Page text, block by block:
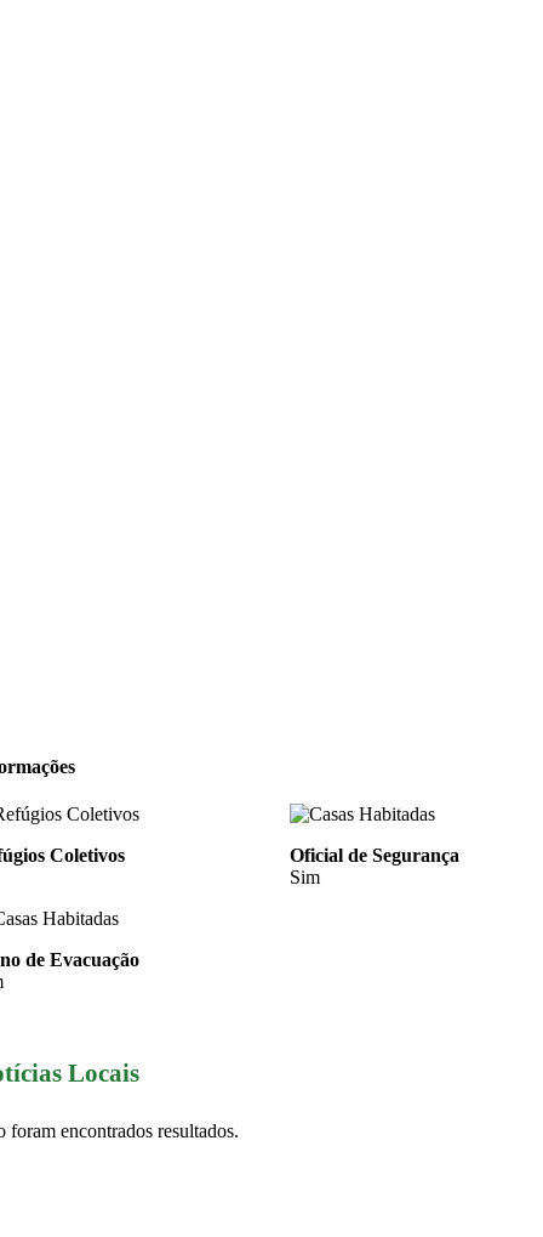
Coletivos
Oficial de Segurança
Sim
de Evacuação
Locais
foram encontrados resultados.